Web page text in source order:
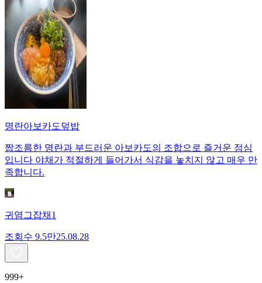
명란아보카도덮밥
짭조름한 명란과 부드러운 아보카도의 조합으로 즐거운 점심
입니다 야채가 적절하게 들어가서 식감을 놓치지 않고 매우 만
족합니다.
귀염그잡채1
조회수 9.5만25.08.28
999+